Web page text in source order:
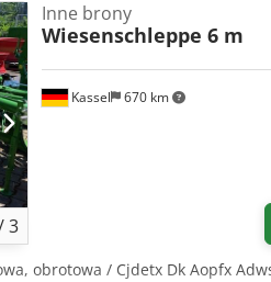
3
Kassel 670 km
Inne brony
Wiesenschleppe 6 m
obrotowa / Cjdetx Dk Aopfx